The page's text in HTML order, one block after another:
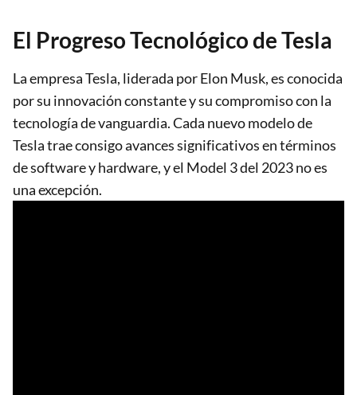
El Progreso Tecnológico de Tesla
La empresa Tesla, liderada por Elon Musk, es conocida
por su innovación constante y su compromiso con la
tecnología de vanguardia. Cada nuevo modelo de
Tesla trae consigo avances significativos en términos
de software y hardware, y el Model 3 del 2023 no es
una excepción.